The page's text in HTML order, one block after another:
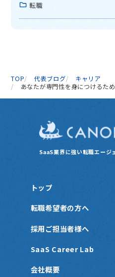
転職
TOP 代表ブログ
キャリア
あなたが専門性を身につけるた
SaaS業界に強い転職エージ
トップ
転職希望者の方へ
採用ご担当者様へ
SaaS Career Lab
会社概要